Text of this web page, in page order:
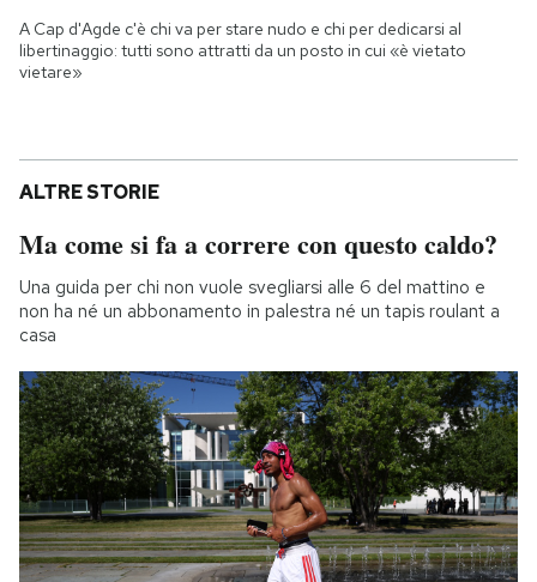
A Cap d'Agde c'è chi va per stare nudo e chi per dedicarsi al
libertinaggio: tutti sono attratti da un posto in cui «è vietato
vietare»
ALTRE STORIE
Ma come si fa a correre con questo caldo?
Una guida per chi non vuole svegliarsi alle 6 del mattino e
non ha né un abbonamento in palestra né un tapis roulant a
casa